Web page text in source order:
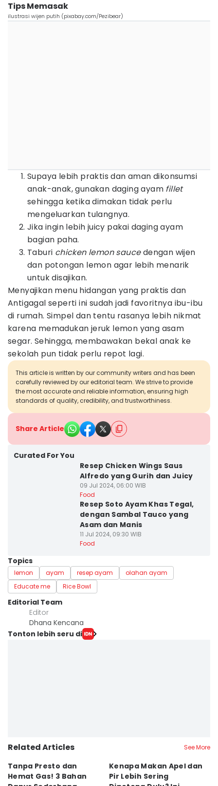
Tips Memasak
ilustrasi wijen putih (pixabay.com/Pezibear)
Supaya lebih praktis dan aman dikonsumsi
anak-anak, gunakan daging ayam fillet
sehingga ketika dimakan tidak perlu
mengeluarkan tulangnya.
Jika ingin lebih juicy pakai daging ayam
bagian paha.
Taburi chicken lemon saucedengan wijen
dan potongan lemon agar lebih menarik
untuk disajikan.
Menyajikan menu hidangan yang praktis dan
Antigagal seperti ini sudah jadi favoritnya ibu-ibu
di rumah. Simpel dan tentu rasanya lebih nikmat
karena memadukan jeruk lemon yang asam
segar. Sehingga, membawakan bekal anak ke
sekolah pun tidak perlu repot lagi.
This article is written by our community writers and has been
carefully reviewed by our editorial team. We strive to provide
the most accurate and reliable information, ensuring high
standards of quality, credibility, and trustworthiness.
Share Article
Curated For You
Resep Chicken Wings Saus
Alfredo yang Gurih dan Juicy
09 Jul 2024, 06:00 WIB
Food
Resep Soto Ayam Khas Tegal,
dengan Sambal Tauco yang
Asam dan Manis
11 Jul 2024, 09:30 WIB
Food
Topics
lemon ayam resep ayam
olahan ayam
Educate me
Rice Bowl
Editorial Team
Editor
Dhana Kencana
Tonton lebih seru di
Related Articles See More
Tanpa Presto dan
Hemat Gas! 3 Bahan
Kenapa Makan Apel dan
Pir Lebih Sering